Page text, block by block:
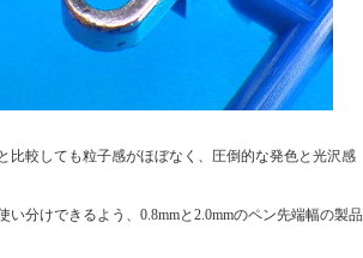
比較しても粒子感がほぼなく、圧倒的な発色と光沢感
い分けできるよう、0.8mmと2.0mmのペン先端幅の製品